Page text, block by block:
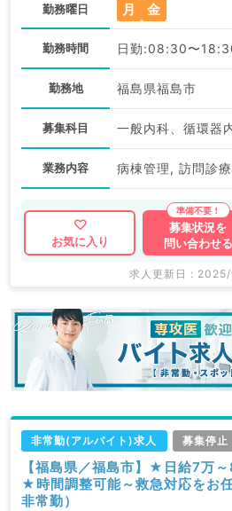
勤務曜日 月 金
勤務時間 日勤:08:30〜
勤務地 福島県福島市
募集科目
業務内容 病棟管理, 訪問診療
お気に入り
募集状況を
問い合わせる
求人更新日 :
非常勤(アルバイト)求人 募集停止
【福島県／福島市】★日給7万
★時間調整可能～救急対応をお
非常勤）